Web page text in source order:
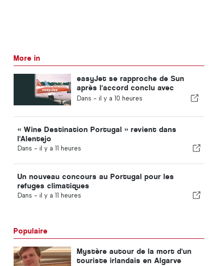
More in
easyJet se rapproche de Sun
après l'accord conclu avec
Apollo
Dans - il y a 10 heures
« Wine Destination Portugal » revient dans
l'Alentejo
Dans - il y a 11 heures
Un nouveau concours au Portugal pour les
refuges climatiques
Dans - il y a 11 heures
Populaire
Mystère autour de la mort d'un
touriste irlandais en Algarve